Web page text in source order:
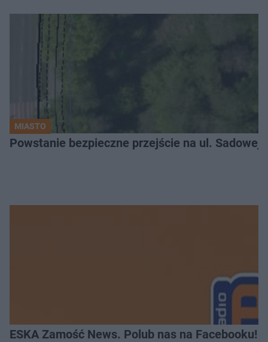
MIASTO
ESKA Zamość News. Polub nas na Facebooku!